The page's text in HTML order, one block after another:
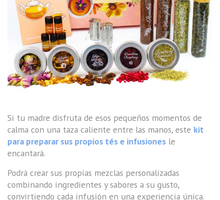
Si tu madre disfruta de esos pequeños momentos de
calma con una taza caliente entre las manos, este kit
para preparar sus propios tés e infusiones le
encantará.
Podrá crear sus propias mezclas personalizadas
combinando ingredientes y sabores a su gusto,
convirtiendo cada infusión en una experiencia única.